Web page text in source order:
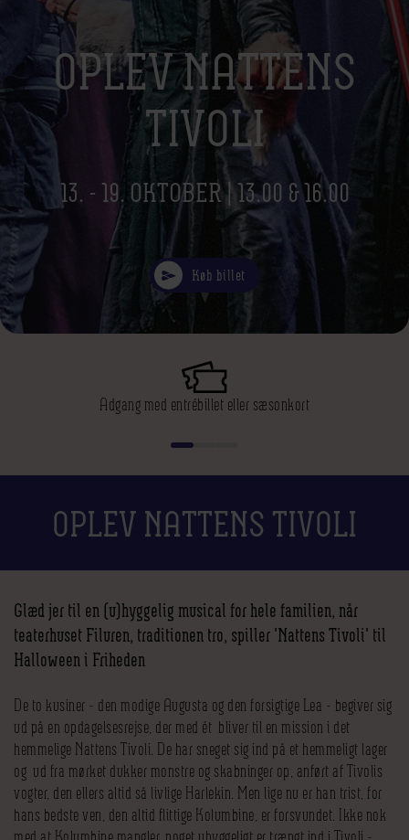
OPLEV NATTENS
TIVOLI
13. - 19. OKTOBER | 13.00 & 16.00
Køb billet
Adgang med entrébillet eller sæsonkort
OPLEV NATTENS TIVOLI
Glæd jer til en (u)hyggelig musical for hele familien, når
teaterhuset Filuren, traditionen tro, spiller 'Nattens Tivoli' til
Halloween i Friheden
De to kusiner - den modige Augusta og den forsigtige Lea - begiver sig
ud på en opdagelsesrejse, der med ét bliver til en mission i det
hemmelige Nattens Tivoli. De har sneget sig ind på et hemmeligt lager
og ud fra mørket dukker monstre og skabninger op, anført af Tivolis
vogter, den ellers altid så livlige Harlekin. Men lige nu er han trist, for
hans bedste ven, den altid flittige Kolumbine, er forsvundet. Ikke nok